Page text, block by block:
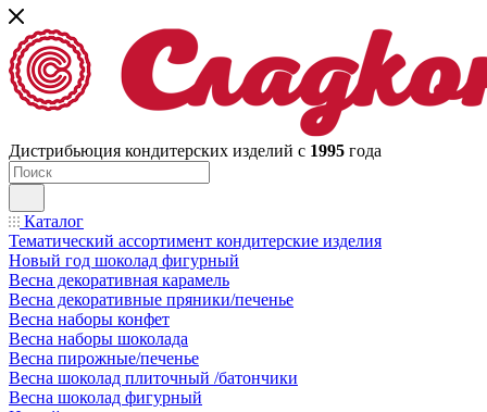
Дистрибьюция кондитерских изделий с 1995 года
Каталог
Тематический ассортимент кондитерские изделия
Новый год шоколад фигурный
Весна декоративная карамель
Весна декоративные пряники/печенье
Весна наборы конфет
Весна наборы шоколада
Весна пирожные/печенье
Весна шоколад плиточный /батончики
Весна шоколад фигурный